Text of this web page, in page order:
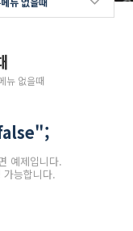
뉴 없을때
예제입니다.
능합니다.